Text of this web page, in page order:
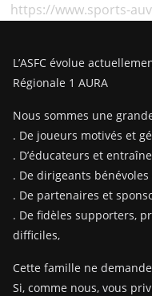
https://www.sports-
L’ASFC évolue
Régionale 1 AURA
Nous sommes une
. De joueurs motivés et
. D’éducateurs et
. De dirigeants bénévoles
. De partenaires et
. De fidèles supporters,
difficiles,
Cette famille ne demande
Si, comme nous, vous